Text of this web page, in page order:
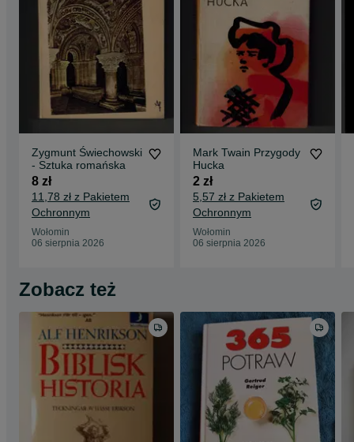
Zygmunt Świechowski
- Sztuka romańska
8 zł
11,78 zł z Pakietem
Ochronnym
Wołomin
06 sierpnia 2026
Mark Twain Przygody
Hucka
2 zł
5,57 zł z Pakietem
Ochronnym
Wołomin
06 sierpnia 2026
Zobacz też